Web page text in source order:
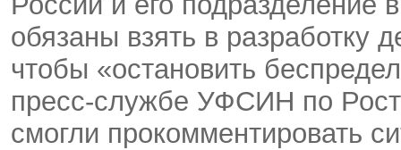
обязаны взять в разработку
чтобы «остановить
пресс-службе УФСИН по
смогли прокомментировать